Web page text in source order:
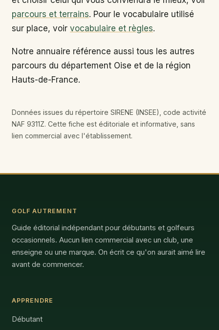
parcours et terrains. Pour le vocabulaire utilisé
sur place, voir vocabulaire et règles.
Notre annuaire référence aussi tous les autres
parcours du département Oise et de la région
Hauts-de-France.
Données issues du répertoire SIRENE (INSEE), code activité
NAF 9311Z. Cette fiche est éditoriale et informative, sans
lien commercial avec l'établissement.
GOLF AUTREMENT
Guide éditorial indépendant pour débutants et golfeurs
occasionnels. Aucun lien commercial avec un club, une
enseigne ou une marque. On écrit ce qu'on aurait aimé lire
avant de commencer.
APPRENDRE
Débutant